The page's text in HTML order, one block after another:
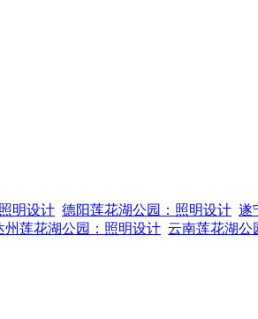
明设计 德阳莲花湖公园：照明设计 遂
州莲花湖公园：照明设计 云南莲花湖公